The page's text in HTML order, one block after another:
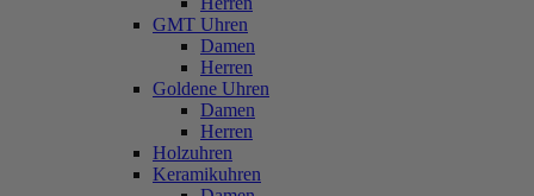
GMT Uhren
Damen
Herren
Goldene Uhren
Damen
Herren
Holzuhren
Keramikuhren